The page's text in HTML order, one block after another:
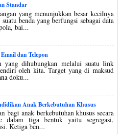
Standar
yang menunjukkan besar kecilnya
benda yang berfungsi sebagai data
bai...
dan Telepon
yang dihubungkan melalui suatu link
oleh kita. Target yang di maksud
doku...
Anak Berkebutuhan Khusus
bagi anak berkebutuhan khusus secara
dalam tiga bentuk yaitu segregasi,
Ketiga ben...